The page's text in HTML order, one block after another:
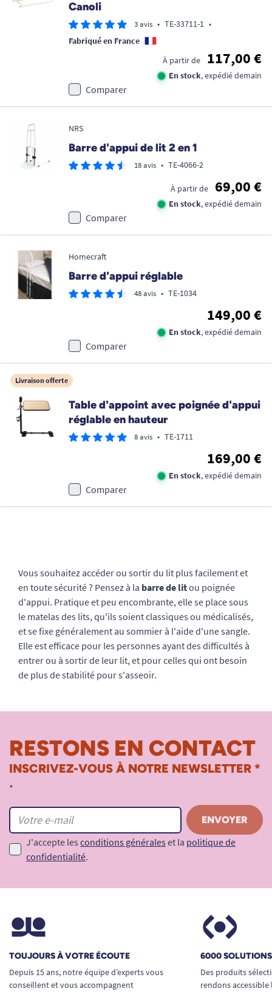
Canoli
3 avis • TE-33711-1 •
Fabriqué en France
À partir de
117,00 €
En stock, expédié demain
Comparer
NRS
Barre d'appui de lit 2 en 1
18 avis • TE-4066-2
À partir de 69,00 €
En stock, expédié demain
Comparer
Homecraft
Barre d'appui réglable
48 avis • TE-1034
149,00 €
En stock, expédié demain
Comparer
Livraison offerte
Table d'appoint avec poignée d'appui
réglable en hauteur
8 avis • TE-1711
169,00 €
En stock, expédié demain
Comparer
Vous souhaitez accéder ou sortir du lit plus facilement et
en toute sécurité ? Pensez à la barre de litou poignée
d'appui. Pratique et peu encombrante, elle se place sous
le matelas des lits, qu'ils soient classiques ou médicalisés,
et se fixe généralement au sommier à l'aide d'une sangle.
Elle est efficace pour les personnes ayant des difficultés à
entrer ou à sortir de leur lit, et pour celles qui ont besoin
de plus de stabilité pour s'asseoir.
RESTONS EN CONTACT
INSCRIVEZ-VOUS À NOTRE NEWSLETTER *
*
J'accepte les conditions générales et la politique de
confidentialité.
TOUJOURS À VOTRE ÉCOUTE
Depuis 15 ans, notre équipe d’experts vous
conseillent et vous accompagnent
6000
Des produits
rendons